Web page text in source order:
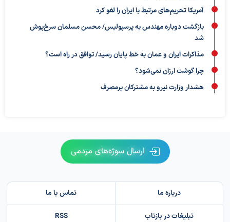
آمریکا تحریم‌های مرتبط با ایران را لغو کرد
بازگشت دوباره مهندس به پرسپولیس/ محسن مسلمان سرخ‌پوش
شد
مذاکرات ایران و عمان به خط پایان رسید/ توافق در راه است؟
چرا گوشت ارزان نمی‌شود؟
هشدار وزارت نیرو به مشترکان پرمصرف
ارسال سوژه‌های مردمی
درباره ما تماس با ما
تبلیغات در بازتاب RSS